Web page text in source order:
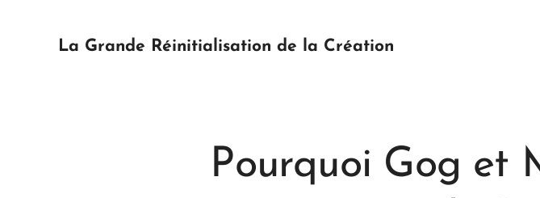
La Grande Réinitialisation de la Création
Pourquoi Gog et